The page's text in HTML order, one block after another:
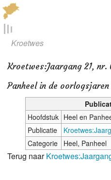
Menu
Locaties
Kaarten
Kroetwes
Kroetwes:Jaargang 21, nr.
Panheel in de
Hoofdstuk Heel en
Publicatie
Categorie
Heel, Panheel
Terug naar